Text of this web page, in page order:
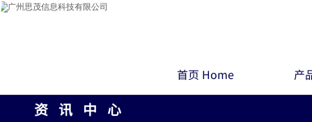
首页 Home 产
资 讯 中 心